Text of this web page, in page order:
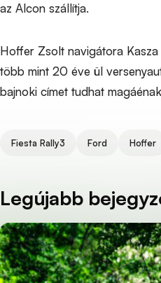
az Alcon szállítja.
Hoffer Zsolt navigátora
több mint 20 éve ül
bajnoki címet tudhat
Tags
Fiesta Rally3 Ford Hoffer
Legújabb